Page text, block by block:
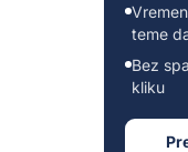
teme
Bez
kliku